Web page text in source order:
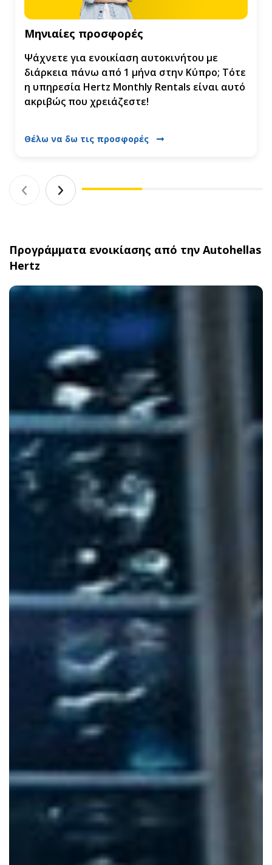
Μηνιαίες προσφορές
Ψάχνετε για ενοικίαση αυτοκινήτου με
διάρκεια πάνω από 1 μήνα στην Κύπρο; Τότε
η υπηρεσία Hertz Monthly Rentals είναι αυτό
ακριβώς που χρειάζεστε!
Θέλω να δω τις προσφορές
Προγράμματα ενοικίασης από την Autohellas
Hertz